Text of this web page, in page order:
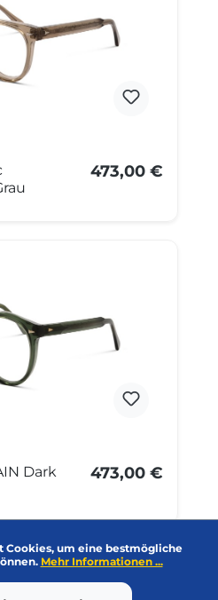
473,00 €
Dark
473,00 €
Cookies, um eine bestmögliche
Mehr Informationen ...